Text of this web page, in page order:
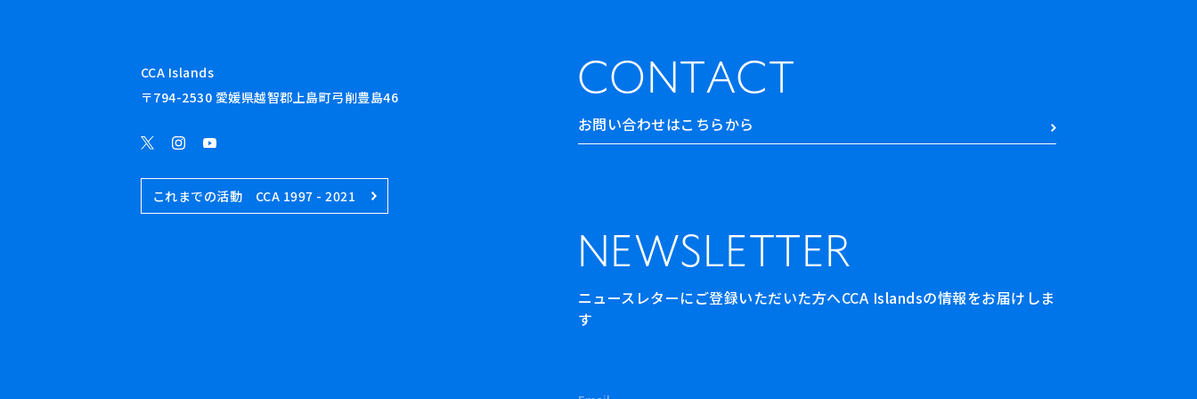
CONTACT
お問い合わせはこちらから
NEWSLETTER
ニュースレターにご登録いただいた方へCCA Islandsの情報をお届けしま
す
CCA Islands
〒794-2530 愛媛県越智郡上島町弓削豊島46
これまでの活動 CCA 1997 - 2021